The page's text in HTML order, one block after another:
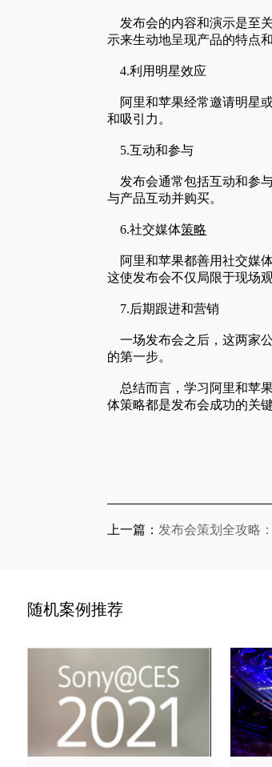
发布会的内容和演示是至
示来生动地呈现产品的特点
4.利用明星效应
阿里和苹果经常邀请明星
和吸引力。
5.互动和参与
发布会通常包括互动和参
与产品互动并购买。
6.社交媒体策略
阿里和苹果都善用社交媒
这使发布会不仅局限于现场
7.后期跟进和营销
一场发布会之后，这两家
的第一步。
总结而言，学习阿里和苹
体策略都是发布会成功的关
上一篇： 发布会策划全攻略
随机案例推荐